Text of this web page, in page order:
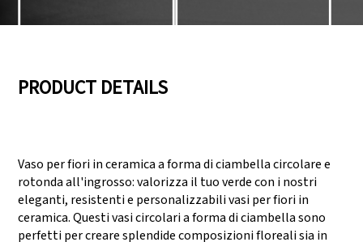
ceramica.
di soddisfare grandi
richieste produttive.
(Walmart), FAMA
(Disney), UNIVERSAL,
TARGET
PRODUCT DETAILS
Vaso per fiori in ceramica a forma di ciambella circolare e
rotonda all'ingrosso: valorizza il tuo verde con i nostri
eleganti, resistenti e personalizzabili vasi per fiori in
ceramica. Questi vasi circolari a forma di ciambella sono
perfetti per creare splendide composizioni floreali sia in